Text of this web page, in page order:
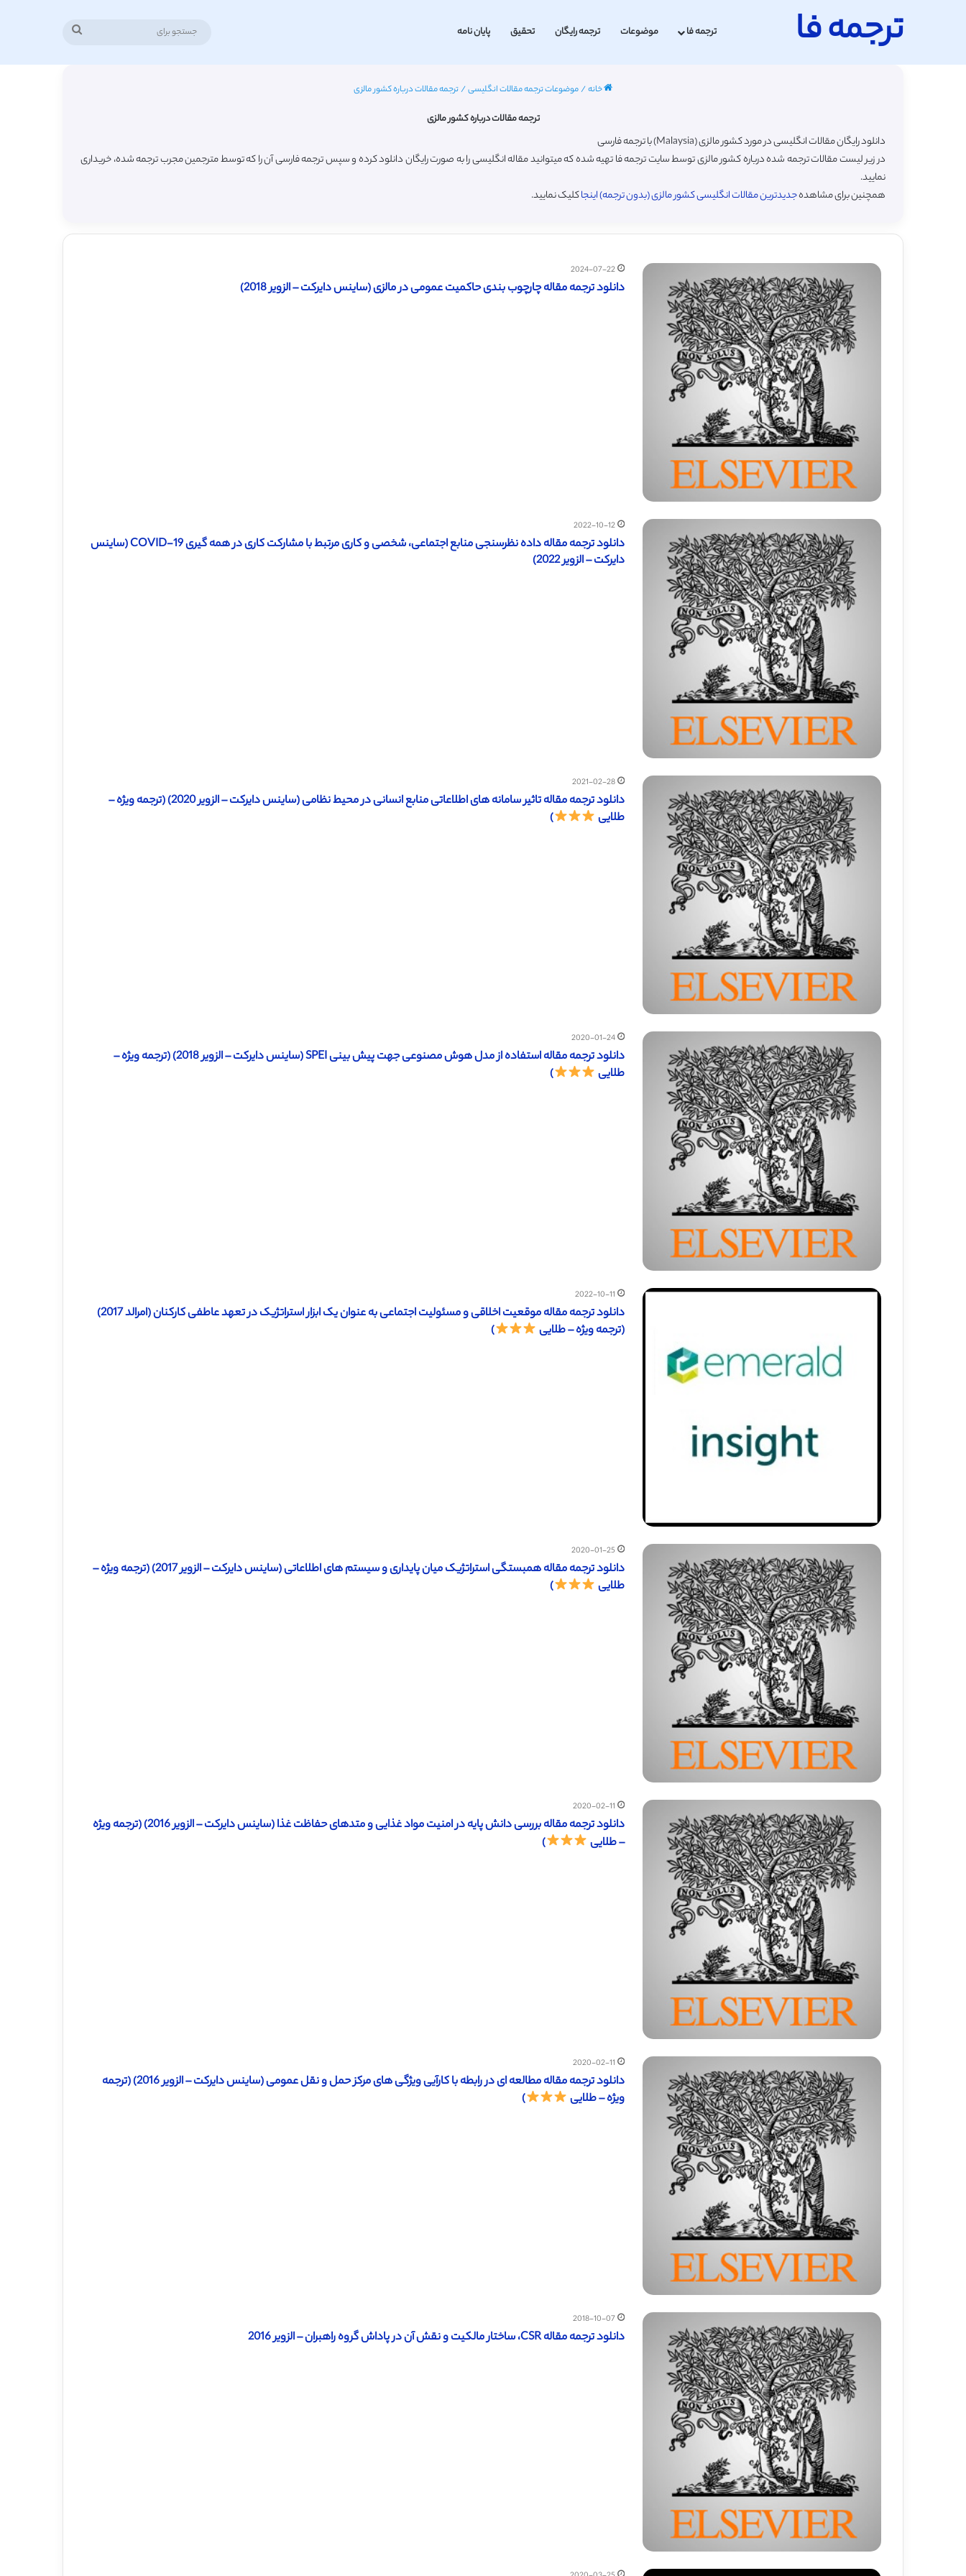
ترجمه فا ترجمه فا موضوعات ترجمه رایگان تحقیق پایان نامه
خانه/موضوعات ترجمه مقالات انگلیسی/ترجمه مقالات درباره کشور مالزی
ترجمه مقالات درباره کشور مالزی
دانلود رایگان مقالات انگلیسی در مورد کشور مالزی (Malaysia) با ترجمه فارسی
در زیر لیست مقالات ترجمه شده درباره کشور مالزی توسط سایت ترجمه فا تهیه شده که میتوانید مقاله انگلیسی را به صورت رایگان دانلود کرده و سپس ترجمه فارسی آن را که توسط مترجمین مجرب ترجمه شده، خریداری
نمایید.
همچنین برای مشاهدهجدیدترین مقالات انگلیسی کشور مالزی (بدون ترجمه) اینجاکلیک نمایید.
2024-07-22
دانلود ترجمه مقاله چارچوب بندی حاکمیت عمومی در مالزی (ساینس دایرکت – الزویر 2018)
2022-10-12
دانلود ترجمه مقاله داده نظرسنجی منابع اجتماعی، شخصی و کاری مرتبط با مشارکت کاری در همه گیری COVID-19 (ساینس
دایرکت – الزویر 2022)
2021-02-28
دانلود ترجمه مقاله تاثیر سامانه های اطلاعاتی منابع انسانی در محیط نظامی (ساینس دایرکت – الزویر 2020) (ترجمه ویژه –
طلایی
)
2020-01-24
دانلود ترجمه مقاله استفاده از مدل هوش مصنوعی جهت پیش بینی SPEI (ساینس دایرکت – الزویر 2018) (ترجمه ویژه –
طلایی
)
2022-10-11
دانلود ترجمه مقاله موقعیت اخلاقی و مسئولیت اجتماعی به عنوان یک ابزار استراتژیک در تعهد عاطفی کارکنان (امرالد 2017)
(ترجمه ویژه – طلایی
)
2020-01-25
دانلود ترجمه مقاله همبستگی استراتژیک میان پایداری و سیستم های اطلاعاتی (ساینس دایرکت – الزویر 2017) (ترجمه ویژه –
طلایی
)
2020-02-11
دانلود ترجمه مقاله بررسی دانش پایه در امنیت مواد غذایی و متدهای حفاظت غذا (ساینس دایرکت – الزویر 2016) (ترجمه ویژه
– طلایی
)
2020-02-11
دانلود ترجمه مقاله مطالعه ای در رابطه با کارآیی ویژگی های مرکز حمل و نقل عمومی (ساینس دایرکت – الزویر 2016) (ترجمه
ویژه – طلایی
)
2018-10-07
دانلود ترجمه مقاله CSR، ساختار مالکیت و نقش آن در پاداش گروه راهبران – الزویر 2016